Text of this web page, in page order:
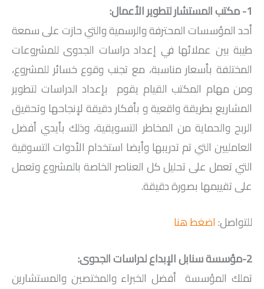
1- مكتب المستشار لتطوير الأعمال:
أحد المؤسسات المحترفة والرسمية والتي حازت على سمعة
طيبة بين عملائها في إعداد دراسات الجدوى للمشروعات
المختلفة بأسعار مناسبة، مع تجنب وقوع خسائر للمشروع،
ومن مهام المكتب القيام يقوم بإعداد الدراسات لتطوير
المشاريع بطريقة واقعية و بأفكار دقيقة لإنجاحها وتحقيق
الربح والحماية من المخاطر التسويقية، وذلك بأيدي أفضل
العامليين التي تم تدريبها وأيضا استخدام الأدوات التسوقية
التي تعمل على تحليل كل العناصر الخاصة بالمشروع وتعمل
على تقييمها بصورة دقيقة.
للتواصل:اضغط هنا
2-مؤسسة سنابل الإبداع لدراسات الجدوى:
تملك المؤسسة أفضل الخبراء والمختصين والمستشارين